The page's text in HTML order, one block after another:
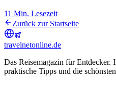
11 Min. Lesezeit
Zurück zur Startseite
travelnetonline.de
Das Reisemagazin für Entdecker.
praktische Tipps und die